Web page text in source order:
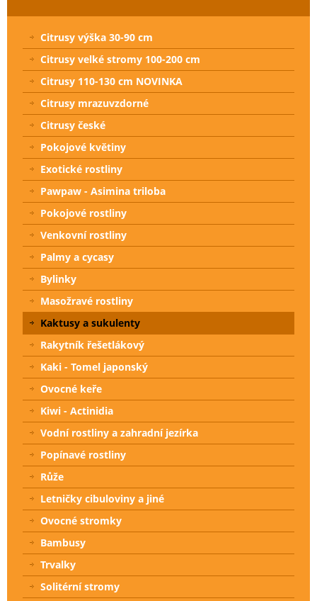
Citrusy výška 30-90 cm
Citrusy velké stromy 100-200 cm
Citrusy 110-130 cm NOVINKA
Citrusy mrazuvzdorné
Citrusy české
Pokojové květiny
Exotické rostliny
Pawpaw - Asimina triloba
Pokojové rostliny
Venkovní rostliny
Palmy a cycasy
Bylinky
Masožravé rostliny
Kaktusy a sukulenty
Rakytník řešetlákový
Kaki - Tomel japonský
Ovocné keře
Kiwi - Actinidia
Vodní rostliny a zahradní jezírka
Popínavé rostliny
Růže
Letničky cibuloviny a jiné
Ovocné stromky
Bambusy
Trvalky
Solitérní stromy